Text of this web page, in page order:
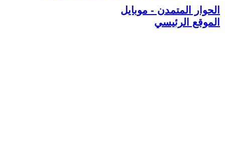
الحوار المتمدن - موبايل
الموقع الرئيسي